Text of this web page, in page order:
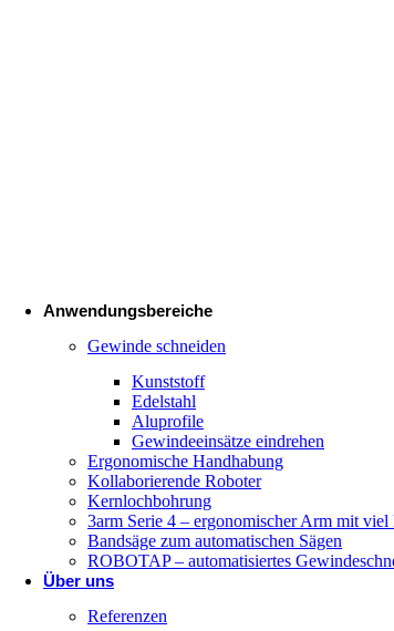
Anwendungsbereiche
Gewinde schneiden
Kunststoff
Edelstahl
Aluprofile
Gewindeeinsätze eindrehen
Ergonomische Handhabung
Kollaborierende Roboter
Kernlochbohrung
3arm Serie 4 – ergonomischer Arm mit viel
Bandsäge zum automatischen Sägen
ROBOTAP – automatisiertes
Über uns
Referenzen